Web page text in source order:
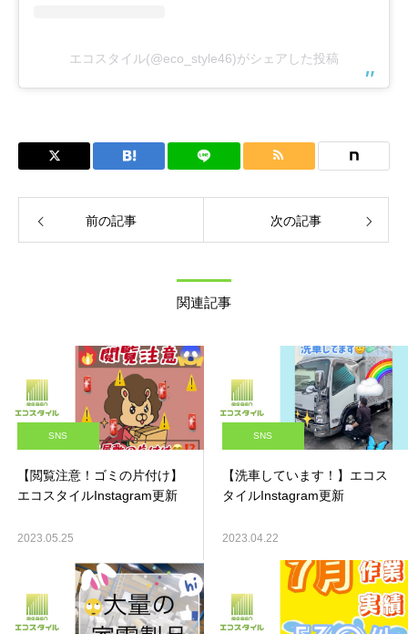
エコスタイル(@eco_style46)がシェアした投稿
前の記事 次の記事
関連記事
SNS
【閲覧注意！ゴミの片付け】
エコスタイルInstagram更新
2023.05.25
SNS
【洗車しています！】エコス
タイルInstagram更新
2023.04.22